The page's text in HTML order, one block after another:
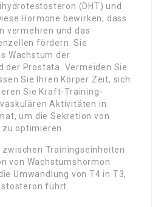
(DHT) und
Hormone bewirken, dass
vermehren und das
fördern. Sie
Wachstum der
der Prostata. Vermeiden Sie
Sie Ihren Körper Zeit, sich
Sie Kraft-Training-
Aktivitäten in
um die Sekretion von
optimieren.
zwischen Trainingseinheiten
von Wachstumshormon
Umwandlung von T4 in T3,
führt.